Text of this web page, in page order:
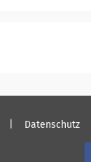
Datenschutz